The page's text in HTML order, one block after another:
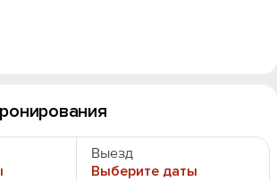
Выезд
Выберите даты